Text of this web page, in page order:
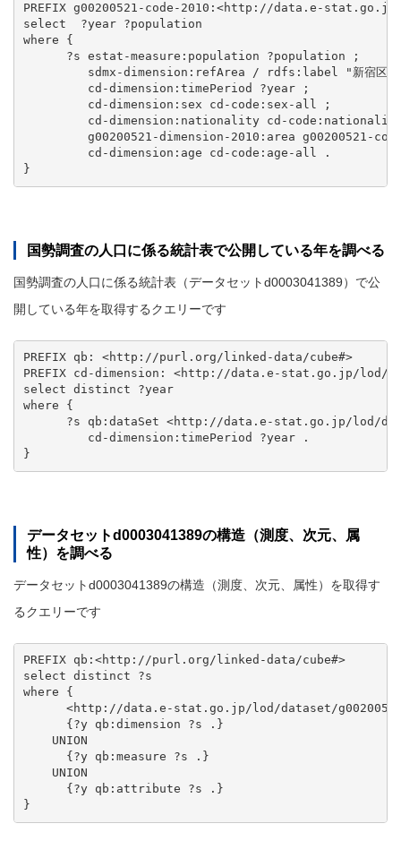
PREFIX g00200521-code-2010:<http://data.e-
select  ?year ?population
where {
?s estat-measure:population ?population ;
sdmx-dimension:refArea / rdfs:label "新宿区
cd-dimension:timePeriod ?year ;
cd-dimension:sex cd-code:sex-all ;
cd-dimension:nationality cd-
g00200521-dimension-2010:area g00200521-
cd-dimension:age cd-code:age-all .
国勢調査の人口に係る統計表で公開している年を調べる
国勢調査の人口に係る統計表（データセットd0003041389）で公
開している年を取得するクエリーです
PREFIX qb: <http://purl.org/linked-data/cube#>
PREFIX cd-dimension: <http://data.e-stat.go.jp/lod/
select distinct ?year
where {
?s qb:dataSet <http://data.e-stat.go.jp/lod/
cd-dimension:timePeriod ?year .
データセットd0003041389の構造（測度、次元、属
性）を調べる
データセットd0003041389の構造（測度、次元、属性）を取得す
るクエリーです
PREFIX qb:<http://purl.org/linked-data/cube#>
select distinct ?s
where {
<http://data.e-stat.go.jp/lod/dataset/g00200521/
{?y qb:dimension ?s .}
UNION
{?y qb:measure ?s .}
UNION
{?y qb:attribute ?s .}